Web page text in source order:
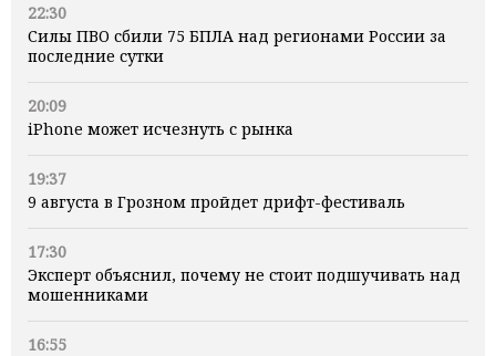
22:30
Силы ПВО сбили 75 БПЛА над регионами России за
последние сутки
20:09
iPhone может исчезнуть с рынка
19:37
9 августа в Грозном пройдет дрифт-фестиваль
17:30
Эксперт объяснил, почему не стоит подшучивать над
мошенниками
16:55